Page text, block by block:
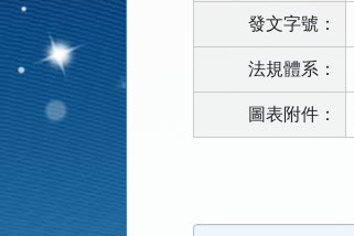
發文字號：
法規體系：
圖表附件：
功